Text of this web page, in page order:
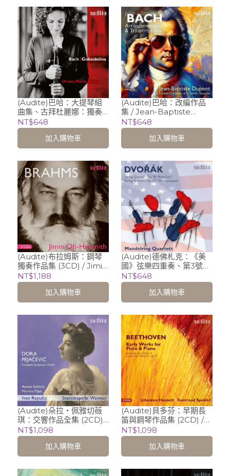
(Audite)巴哈：大提琴組
曲集、古拜杜麗娜：獨奏
大提琴前奏曲 / Ursina
Maria Braun (cello)
NT$648
加入購物車
(Audite)巴哈：改編作品
集 / Jean-Baptiste
Dupont (organ)
NT$648
加入購物車
(Audite)布拉姆斯：鋼琴
獨奏作品集 (3CD) / Jimin
Oh-Havenith (piano)
NT$1,188
加入購物車
(Audite)德佛札克：《美
國》弦樂四重奏、第3號弦
樂五重奏 / Roland Glassl
(viola), Mandelring
Quartet
NT$648
加入購物車
(Audite)朵拉‧佩雅切薇
琪：交響作品全集 (2CD) /
Annika Schlicht
(mezzo), Martina Filjak
(piano), Staatskapelle
Weimar, Ivan Repusic
NT$1,098
加入購物車
(Audite)貝多芬：早期長
笛與鋼琴作品集 (2CD) /
Johannes Hustedt
(flute), Sontraud
Speidel (piano)
NT$1,098
加入購物車